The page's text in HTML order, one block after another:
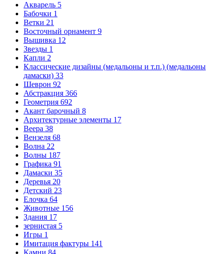
Акварель 5
Бабочки 1
Ветки 21
Восточный орнамент 9
Вышивка 12
Звезды 1
Капли 2
Классические дизайны (медальоны и т.п.) (медальоны
дамаски) 33
Шеврон 92
Абстракция 366
Геометрия 692
Акант барочный 8
Архитектурные элементы 17
Веера 38
Вензеля 68
Волна 22
Волны 187
Графика 91
Дамаски 35
Деревья 20
Детский 23
Елочка 64
Животные 156
Здания 17
зернистая 5
Игры 1
Имитация фактуры 141
Камни 84